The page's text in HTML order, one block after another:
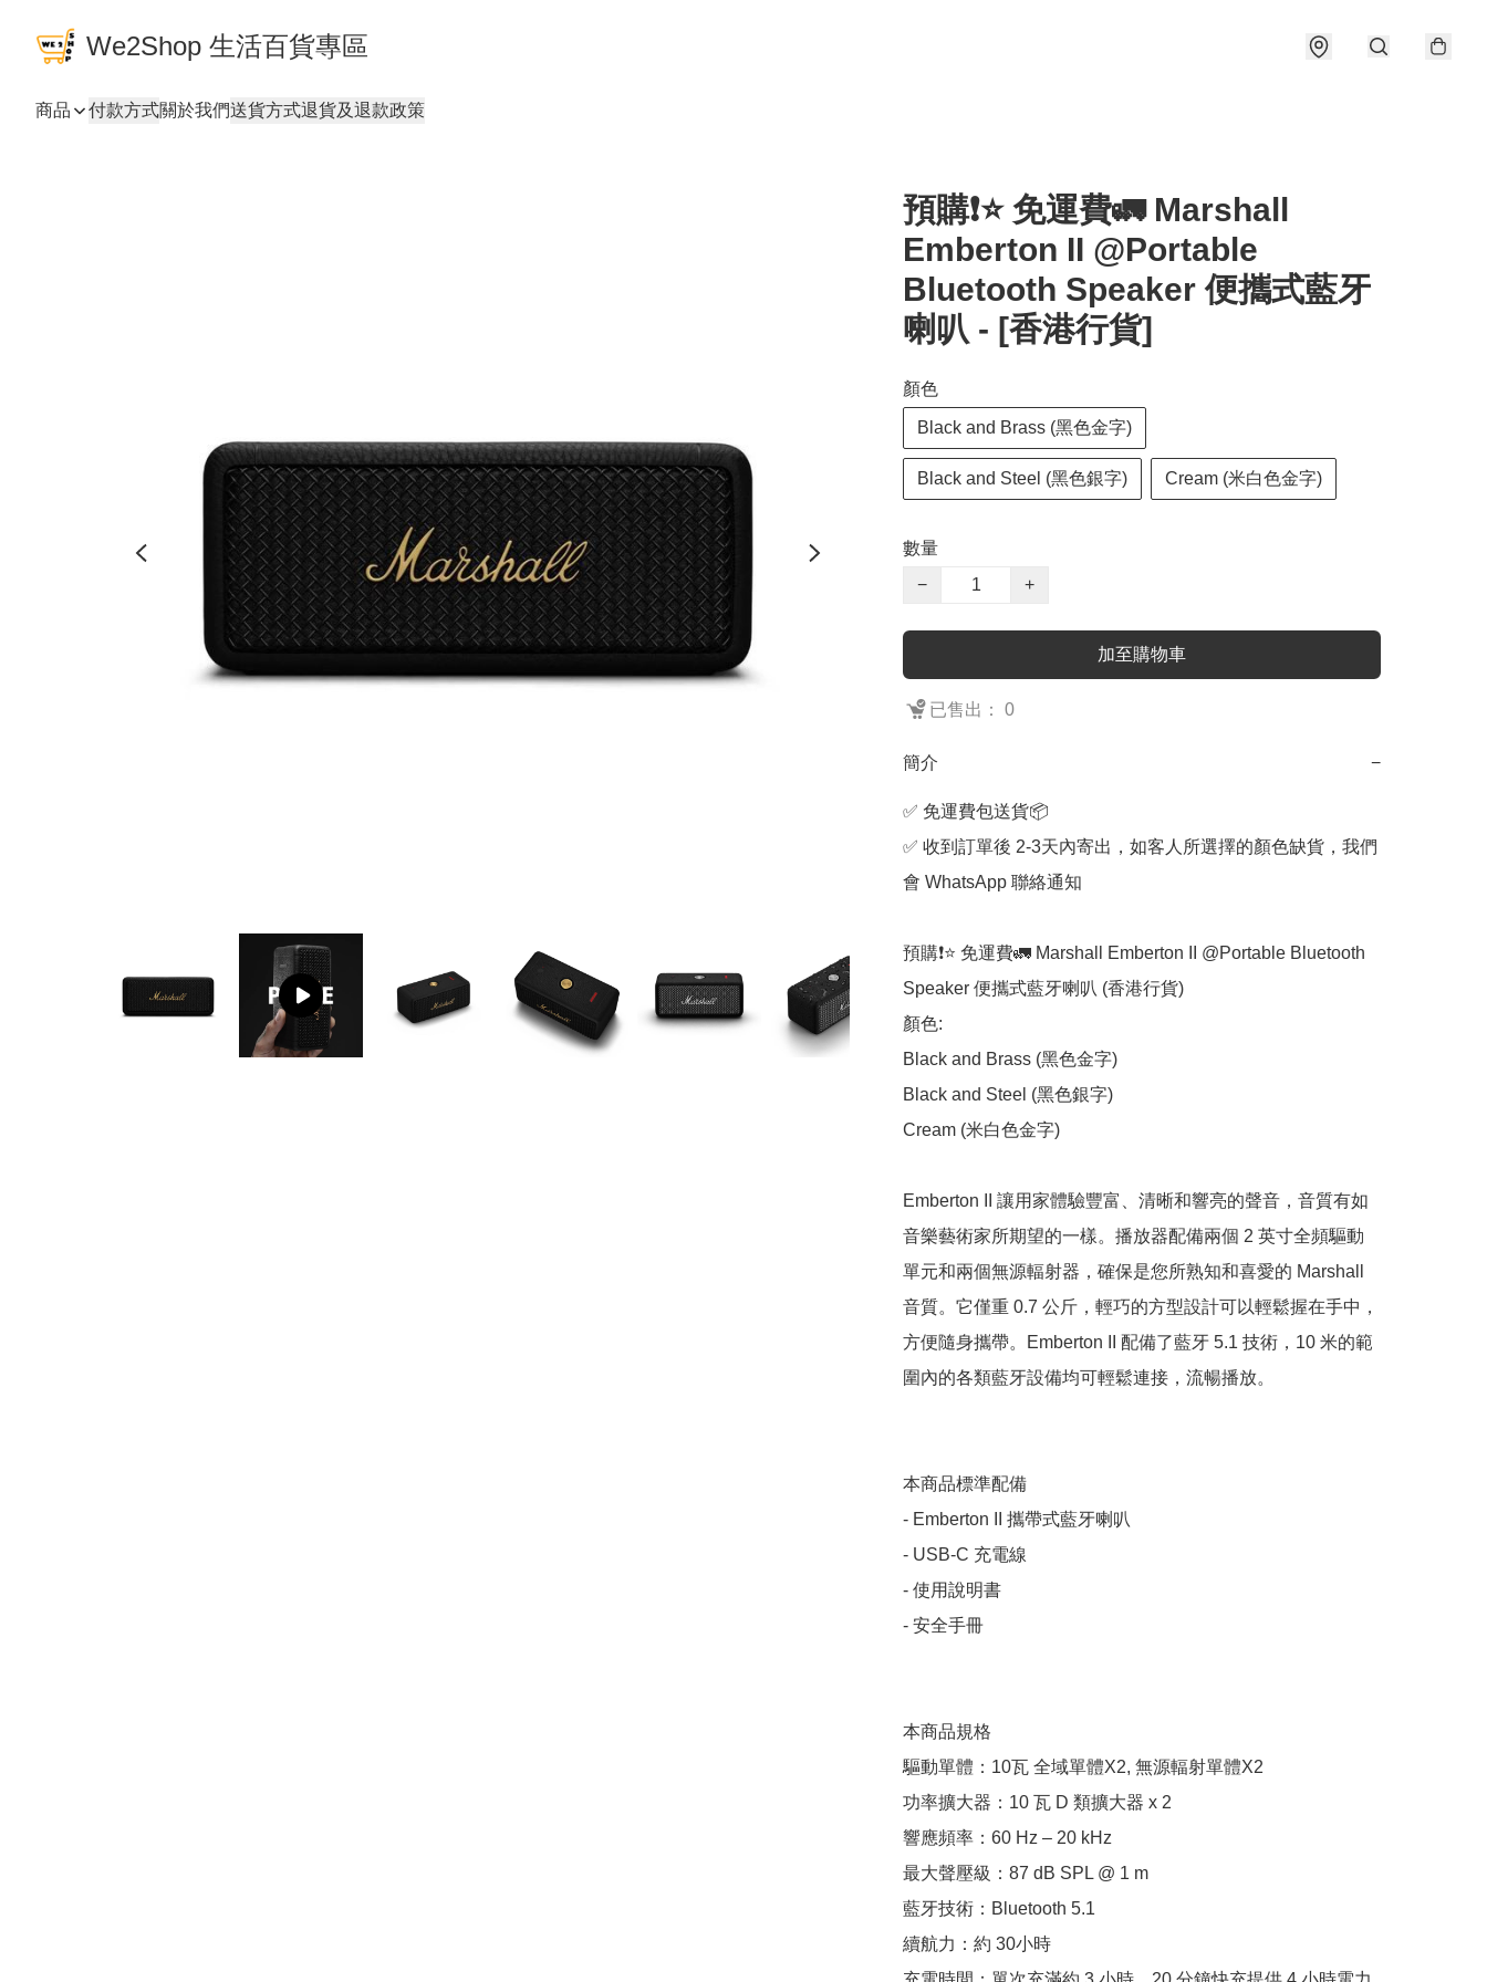
We2Shop 生活百貨專區
商品 付款方式關於我們送貨方式退貨及退款政策
預購❗️⭐️ 免運費🚛 Marshall
Emberton II @Portable
Bluetooth Speaker 便攜式藍牙
喇叭 - [香港行貨]
顏色
Black and Brass (黑色金字)
Black and Steel (黑色銀字) Cream (米白色金字)
數量
−
+
加至購物車
已售出： 0
簡介 −
✅ 免運費包送貨📦
✅ 收到訂單後 2-3天內寄出，如客人所選擇的顏色缺貨，我們
會 WhatsApp 聯絡通知
預購❗️⭐️ 免運費🚛 Marshall Emberton II @Portable Bluetooth
Speaker 便攜式藍牙喇叭 (香港行貨)
顏色:
Black and Brass (黑色金字)
Black and Steel (黑色銀字)
Cream (米白色金字)
Emberton II 讓用家體驗豐富、清晰和響亮的聲音，音質有如
音樂藝術家所期望的一樣。播放器配備兩個 2 英寸全頻驅動
單元和兩個無源輻射器，確保是您所熟知和喜愛的 Marshall
音質。它僅重 0.7 公斤，輕巧的方型設計可以輕鬆握在手中，
方便隨身攜帶。Emberton II 配備了藍牙 5.1 技術，10 米的範
圍內的各類藍牙設備均可輕鬆連接，流暢播放。
本商品標準配備
- Emberton II 攜帶式藍牙喇叭
- USB-C 充電線
- 使用說明書
- 安全手冊
本商品規格
驅動單體：10瓦 全域單體X2, 無源輻射單體X2
功率擴大器：10 瓦 D 類擴大器 x 2
響應頻率：60 Hz – 20 kHz
最大聲壓級：87 dB SPL @ 1 m
藍牙技術：Bluetooth 5.1
續航力：約 30小時